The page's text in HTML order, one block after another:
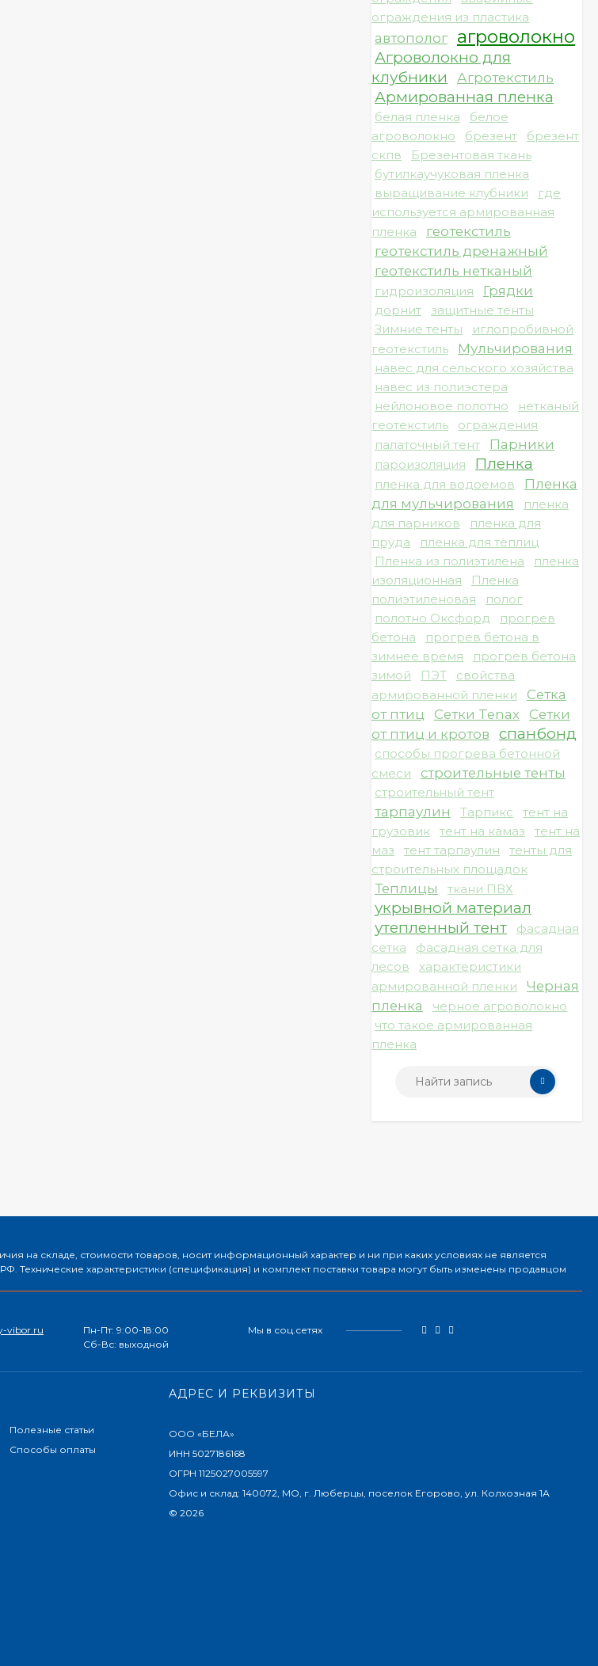
ограждения из пластика
автополог агроволокно
Агроволокно для
клубники
Агротекстиль
Армированная пленка
белая пленка
белое
агроволокно
брезент
брезент
скпв
Брезентовая ткань
бутилкаучуковая пленка
выращивание клубники
где
используется армированная
пленка
геотекстиль
геотекстиль дренажный
геотекстиль нетканый
гидроизоляция Грядки
дорнит
защитные тенты
Зимние тенты
иглопробивной
геотекстиль
Мульчирования
навес для сельского хозяйства
навес из полиэстера
нейлоновое полотно
нетканый
геотекстиль
ограждения
палаточный тент
Парники
пароизоляция Пленка
пленка для водоемов
Пленка
для мульчирования
пленка
для парников
пленка для
пруда
пленка для теплиц
Пленка из полиэтилена
пленка
изоляционная
Пленка
полиэтиленовая
полог
полотно Оксфорд
прогрев
бетона
прогрев бетона в
зимнее время
прогрев бетона
зимой
ПЭТ
свойства
армированной пленки
Сетка
от птиц
Сетки Tenax
Сетки
от птиц и кротов
спанбонд
способы прогрева бетонной
смеси
строительные тенты
строительный тент
тарпаулин Тарпикс
тент на
грузовик
тент на камаз
тент на
маз
тент тарпаулин
тенты для
строительных площадок
Теплицы ткани ПВХ
укрывной материал
утепленный тент
фасадная
сетка
фасадная сетка для
лесов
характеристики
армированной пленки
Черная
пленка
черное агроволокно
что такое армированная
пленка
на складе, стоимости товаров, носит информационный характер и ни при каких условиях не является
характеристики (спецификация) и комплект поставки товара могут быть изменены продавцом
vibor.ru
Пн-Пт: 9:00-18:00
Сб-Вс: выходной
Мы в соц.сетях
Полезные статьи
Способы оплаты
АДРЕС И РЕКВИЗИТЫ
ООО «БЕЛА»
ИНН 5027186168
ОГРН 1125027005597
Офис и склад: 140072, МО, г. Люберцы, поселок Егорово, ул. Колхозная 1А
© 2026